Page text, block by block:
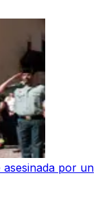
asesinada por un